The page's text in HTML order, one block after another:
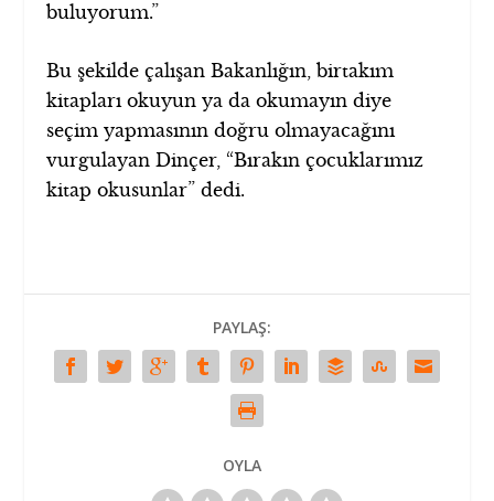
buluyorum.”
Bu şekilde çalışan Bakanlığın, birtakım
kitapları okuyun ya da okumayın diye
seçim yapmasının doğru olmayacağını
vurgulayan Dinçer, “Bırakın çocuklarımız
kitap okusunlar” dedi.
PAYLAŞ:
OYLA